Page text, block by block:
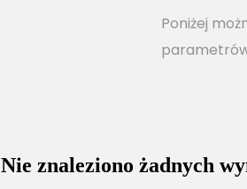
Poniżej
Nie znaleziono żadnych